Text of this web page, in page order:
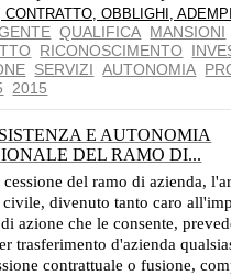
CONTRATTO, OBBLIGHI,
QUALIFICA MANSIONI
RICONOSCIMENTO
SERVIZI AUTONOMIA
2015
E AUTONOMIA
DEL RAMO DI...
cessione del ramo di azienda,
civile, divenuto tanto caro
azione che le consente,
trasferimento d'azienda
contrattuale o fusione,